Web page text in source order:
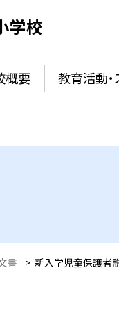
学校
概要 教育活動・
書 > 新入学児童保護者